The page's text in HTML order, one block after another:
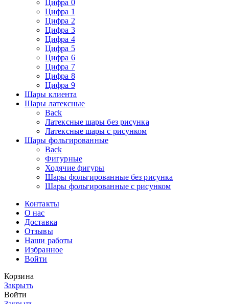
Цифра 0
Цифра 1
Цифра 2
Цифра 3
Цифра 4
Цифра 5
Цифра 6
Цифра 7
Цифра 8
Цифра 9
Шары клиента
Шары латексные
Back
Латексные шары без рисунка
Латексные шары с рисунком
Шары фольгированные
Back
Фигурные
Ходячие фигуры
Шары фольгированные без рисунка
Шары фольгированные с рисунком
Контакты
О нас
Доставка
Отзывы
Наши работы
Избранное
Войти
Корзина
Закрыть
Войти